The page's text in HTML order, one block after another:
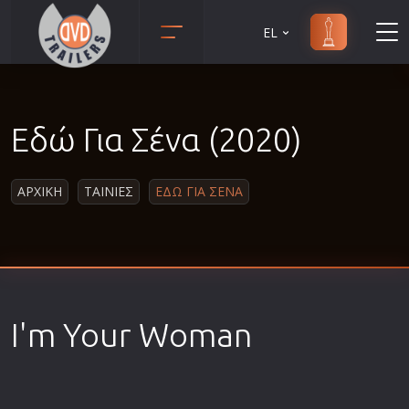
Αισθηματικές
Αστυνομικές
Δράσης
EL
Εδώ Για Σένα (2020)
ΑΡΧΙΚΗ ΤΑΙΝΙΕΣ ΕΔΩ ΓΙΑ ΣΕΝΑ
I'm Your Woman